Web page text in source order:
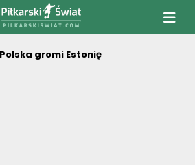
PiłkarskiSwiat.com
Polska gromi Estonię